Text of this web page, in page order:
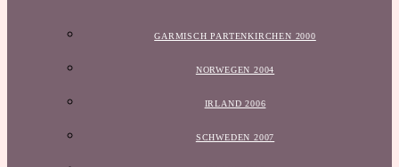
GARMISCH PARTENKIRCHEN 2000
NORWEGEN 2004
IRLAND 2006
SCHWEDEN 2007